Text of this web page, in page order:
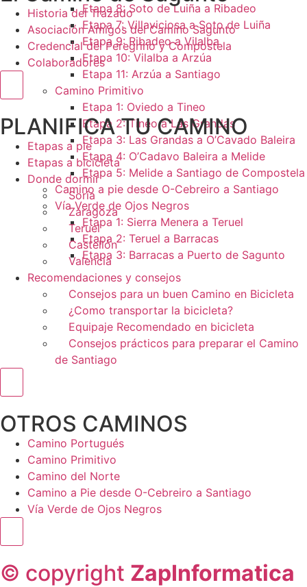
Etapa 8: Soto de Luiña a Ribadeo
Etapa 7: Villaviciosa a Soto de Luiña
Etapa 9: Ribadeo a Vilalba
Etapa 10: Vilalba a Arzúa
Etapa 11: Arzúa a Santiago
Camino Primitivo
Etapa 1: Oviedo a Tineo
Etapa 2: Tineo a Las Grandas
Etapa 3: Las Grandas a O’Cavado Baleira
Etapa 4: O’Cadavo Baleira a Melide
Etapa 5: Melide a Santiago de Compostela
Camino a pie desde O-Cebreiro a Santiago
Vía Verde de Ojos Negros
Etapa 1: Sierra Menera a Teruel
Etapa 2: Teruel a Barracas
Etapa 3: Barracas a Puerto de Sagunto
Historia del Trazado
Asociación Amigos del Camino Sagunto
Credencial del Peregrino y Compostela
Colaboradores
Menú conmutador hamburguesa
PLANIFICA TU CAMINO
Etapas a pie
Etapas a bicicleta
Donde dormir
Soria
Zaragoza
Teruel
Castellón
Valencia
Recomendaciones y consejos
Consejos para un buen Camino en Bicicleta
¿Como transportar la bicicleta?
Equipaje Recomendado en bicicleta
Consejos prácticos para preparar el Camino
de Santiago
OTROS CAMINOS
Camino Portugués
Camino Primitivo
Camino del Norte
Camino a Pie desde O-Cebreiro a Santiago
Vía Verde de Ojos Negros
© copyright ZapInformatica